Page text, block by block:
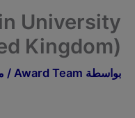
University
Kingdom)
بواسطة Award Team
/